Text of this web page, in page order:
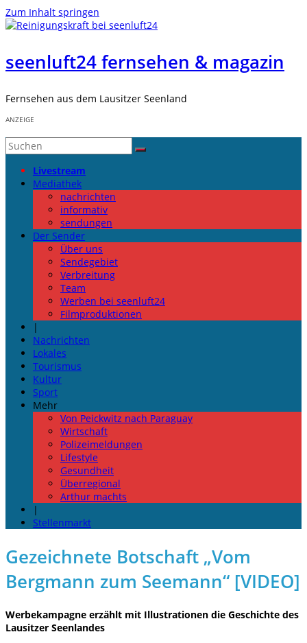
Zum Inhalt springen
seenluft24 fernsehen & magazin
Fernsehen aus dem Lausitzer Seenland
ANZEIGE
Livestream
Mediathek
nachrichten
informativ
sendungen
Der Sender
Über uns
Sendegebiet
Verbreitung
Team
Werben bei seenluft24
Filmproduktionen
|
Nachrichten
Lokales
Tourismus
Kultur
Sport
Mehr
Von Peickwitz nach Paraguay
Wirtschaft
Polizeimeldungen
Lifestyle
Gesundheit
Überregional
Arthur machts
|
Stellenmarkt
Gezeichnete Botschaft „Vom
Bergmann zum Seemann“ [VIDEO]
Werbekampagne erzählt mit Illustrationen die Geschichte des
Lausitzer Seenlandes